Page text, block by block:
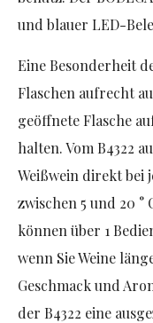
und blauer LED-
Eine Besonderheit
Flaschen aufrecht
geöffnete Flasche
halten. Vom B4322
Weißwein direkt bei
zwischen 5 und 20 °
können über 1
wenn Sie Weine
Geschmack und
der B4322 eine